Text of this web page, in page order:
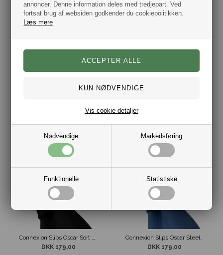
annoncer. Denne information deles med tredjepart. Ved
fortsat brug af websiden godkender du cookiepolitikken.
Læs mere
Nødvendige Markedsføring
Funktionelle Statistiske
Vis cookie detaljer
Connexion Slips Oscar Petrol 5 cm
Connexion Slips Oscar Sort 5cm
DKK 179,00
Connexion Slips Oscar Steel Blue 5 cm
DKK 179,00